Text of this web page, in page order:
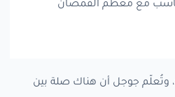
مع معظم القمصان
وتُعلّم جوجل أن هناك صلة بين